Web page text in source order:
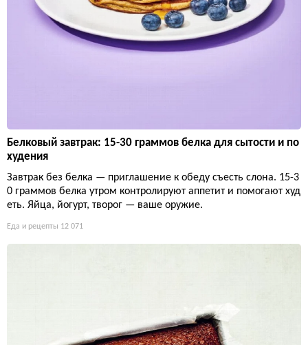
Белковый завтрак: 15-30 граммов белка для сытости и по
худения
Завтрак без белка — приглашение к обеду съесть слона. 15-3
0 граммов белка утром контролируют аппетит и помогают худ
еть. Яйца, йогурт, творог — ваше оружие.
Еда и рецепты 12 071